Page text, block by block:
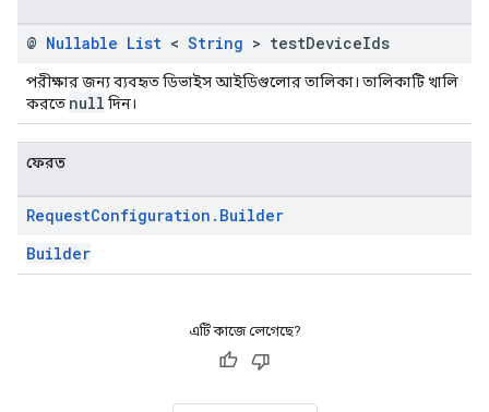
@ Nullable List < String > testDeviceIds
পরীক্ষার জন্য ব্যবহৃত ডিভাইস আইডিগুলোর তালিকা। তালিকাটি খালি
করতে null দিন।
ফেরত
RequestConfiguration . Builder
Builder
এটি কাজে লেগেছে?